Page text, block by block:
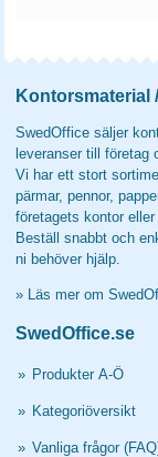
Kontorsmaterial
SwedOffice säljer
leveranser till företag
Vi har ett stort
pärmar, pennor,
företagets kontor
Beställ snabbt och
ni behöver hjälp.
» Läs mer om
SwedOffice.se
» Produkter A-Ö
» Kategoriöversikt
» Vanliga frågor